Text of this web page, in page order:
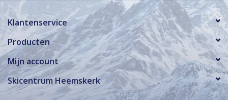
Klantenservice
Producten
Mijn account
Skicentrum Heemskerk